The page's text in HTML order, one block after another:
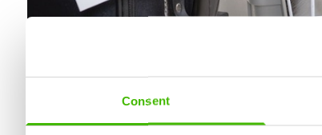
Consent